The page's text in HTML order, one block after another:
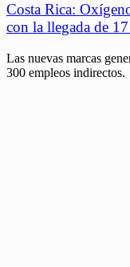
Costa Rica:
con la llegada de
Las nuevas marcas
300 empleos indirectos.